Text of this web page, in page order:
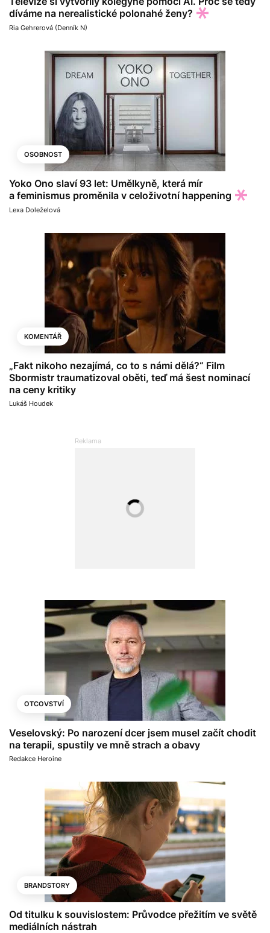
díváme na nerealistické polonahé ženy?
Ria Gehrerová (Denník N)
OSOBNOST
Yoko Ono slaví 93 let: Umělkyně, která mír
a feminismus proměnila v celoživotní happening
Lexa Doleželová
KOMENTÁŘ
„Fakt nikoho nezajímá, co to s námi dělá?“ Film
Sbormistr traumatizoval oběti, teď má šest nominací
na ceny kritiky
Lukáš Houdek
OTCOVSTVÍ
Veselovský: Po narození dcer jsem musel začít chodit
na terapii, spustily ve mně strach a obavy
Redakce Heroine
BRANDSTORY
Od titulku k souvislostem: Průvodce přežitím ve světě
mediálních nástrah